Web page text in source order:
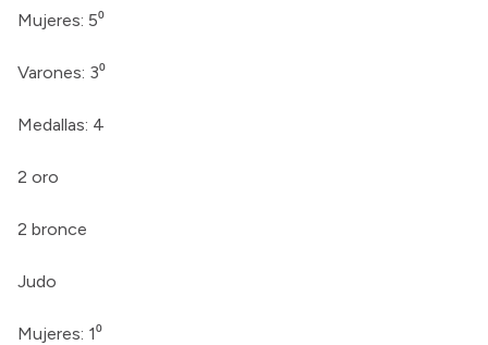
Mujeres: 5⁰
Varones: 3⁰
Medallas: 4
2 oro
2 bronce
Judo
Mujeres: 1⁰